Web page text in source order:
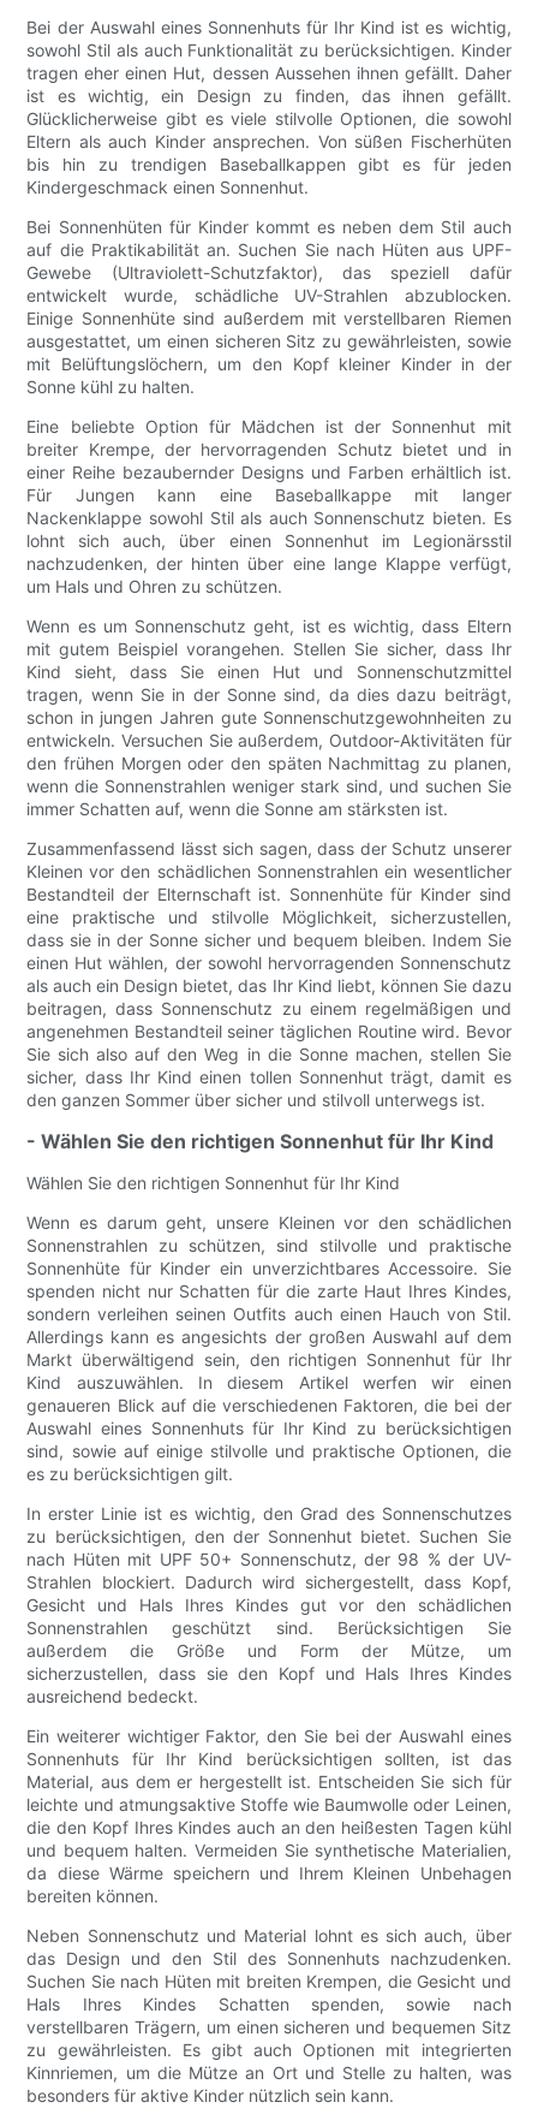
Bei der Auswahl eines Sonnenhuts für Ihr Kind ist es wichtig,
sowohl Stil als auch Funktionalität zu berücksichtigen. Kinder
tragen eher einen Hut, dessen Aussehen ihnen gefällt. Daher
ist es wichtig, ein Design zu finden, das ihnen gefällt.
Glücklicherweise gibt es viele stilvolle Optionen, die sowohl
Eltern als auch Kinder ansprechen. Von süßen Fischerhüten
bis hin zu trendigen Baseballkappen gibt es für jeden
Kindergeschmack einen Sonnenhut.
Bei Sonnenhüten für Kinder kommt es neben dem Stil auch
auf die Praktikabilität an. Suchen Sie nach Hüten aus UPF-
Gewebe (Ultraviolett-Schutzfaktor), das speziell dafür
entwickelt wurde, schädliche UV-Strahlen abzublocken.
Einige Sonnenhüte sind außerdem mit verstellbaren Riemen
ausgestattet, um einen sicheren Sitz zu gewährleisten, sowie
mit Belüftungslöchern, um den Kopf kleiner Kinder in der
Sonne kühl zu halten.
Eine beliebte Option für Mädchen ist der Sonnenhut mit
breiter Krempe, der hervorragenden Schutz bietet und in
einer Reihe bezaubernder Designs und Farben erhältlich ist.
Für Jungen kann eine Baseballkappe mit langer
Nackenklappe sowohl Stil als auch Sonnenschutz bieten. Es
lohnt sich auch, über einen Sonnenhut im Legionärsstil
nachzudenken, der hinten über eine lange Klappe verfügt,
um Hals und Ohren zu schützen.
Wenn es um Sonnenschutz geht, ist es wichtig, dass Eltern
mit gutem Beispiel vorangehen. Stellen Sie sicher, dass Ihr
Kind sieht, dass Sie einen Hut und Sonnenschutzmittel
tragen, wenn Sie in der Sonne sind, da dies dazu beiträgt,
schon in jungen Jahren gute Sonnenschutzgewohnheiten zu
entwickeln. Versuchen Sie außerdem, Outdoor-Aktivitäten für
den frühen Morgen oder den späten Nachmittag zu planen,
wenn die Sonnenstrahlen weniger stark sind, und suchen Sie
immer Schatten auf, wenn die Sonne am stärksten ist.
Zusammenfassend lässt sich sagen, dass der Schutz unserer
Kleinen vor den schädlichen Sonnenstrahlen ein wesentlicher
Bestandteil der Elternschaft ist. Sonnenhüte für Kinder sind
eine praktische und stilvolle Möglichkeit, sicherzustellen,
dass sie in der Sonne sicher und bequem bleiben. Indem Sie
einen Hut wählen, der sowohl hervorragenden Sonnenschutz
als auch ein Design bietet, das Ihr Kind liebt, können Sie dazu
beitragen, dass Sonnenschutz zu einem regelmäßigen und
angenehmen Bestandteil seiner täglichen Routine wird. Bevor
Sie sich also auf den Weg in die Sonne machen, stellen Sie
sicher, dass Ihr Kind einen tollen Sonnenhut trägt, damit es
den ganzen Sommer über sicher und stilvoll unterwegs ist.
- Wählen Sie den richtigen Sonnenhut für Ihr Kind
Wählen Sie den richtigen Sonnenhut für Ihr Kind
Wenn es darum geht, unsere Kleinen vor den schädlichen
Sonnenstrahlen zu schützen, sind stilvolle und praktische
Sonnenhüte für Kinder ein unverzichtbares Accessoire. Sie
spenden nicht nur Schatten für die zarte Haut Ihres Kindes,
sondern verleihen seinen Outfits auch einen Hauch von Stil.
Allerdings kann es angesichts der großen Auswahl auf dem
Markt überwältigend sein, den richtigen Sonnenhut für Ihr
Kind auszuwählen. In diesem Artikel werfen wir einen
genaueren Blick auf die verschiedenen Faktoren, die bei der
Auswahl eines Sonnenhuts für Ihr Kind zu berücksichtigen
sind, sowie auf einige stilvolle und praktische Optionen, die
es zu berücksichtigen gilt.
In erster Linie ist es wichtig, den Grad des Sonnenschutzes
zu berücksichtigen, den der Sonnenhut bietet. Suchen Sie
nach Hüten mit UPF 50+ Sonnenschutz, der 98 % der UV-
Strahlen blockiert. Dadurch wird sichergestellt, dass Kopf,
Gesicht und Hals Ihres Kindes gut vor den schädlichen
Sonnenstrahlen geschützt sind. Berücksichtigen Sie
außerdem die Größe und Form der Mütze, um
sicherzustellen, dass sie den Kopf und Hals Ihres Kindes
ausreichend bedeckt.
Ein weiterer wichtiger Faktor, den Sie bei der Auswahl eines
Sonnenhuts für Ihr Kind berücksichtigen sollten, ist das
Material, aus dem er hergestellt ist. Entscheiden Sie sich für
leichte und atmungsaktive Stoffe wie Baumwolle oder Leinen,
die den Kopf Ihres Kindes auch an den heißesten Tagen kühl
und bequem halten. Vermeiden Sie synthetische Materialien,
da diese Wärme speichern und Ihrem Kleinen Unbehagen
bereiten können.
Neben Sonnenschutz und Material lohnt es sich auch, über
das Design und den Stil des Sonnenhuts nachzudenken.
Suchen Sie nach Hüten mit breiten Krempen, die Gesicht und
Hals Ihres Kindes Schatten spenden, sowie nach
verstellbaren Trägern, um einen sicheren und bequemen Sitz
zu gewährleisten. Es gibt auch Optionen mit integrierten
Kinnriemen, um die Mütze an Ort und Stelle zu halten, was
besonders für aktive Kinder nützlich sein kann.